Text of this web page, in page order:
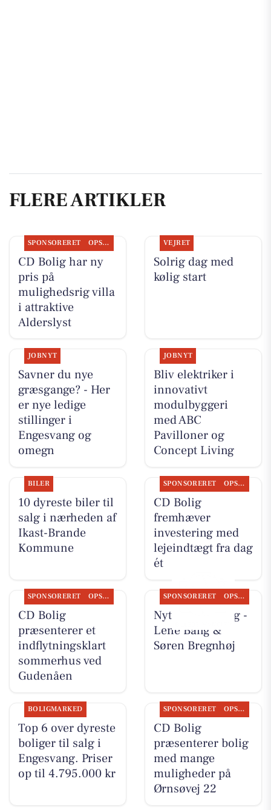
FLERE ARTIKLER
SPONSORERET OPSLAGSTAVLEN
CD Bolig har ny
pris på
mulighedsrig villa
i attraktive
Alderslyst
VEJRET
Solrig dag med
kølig start
JOBNYT
Savner du nye
græsgange? - Her
er nye ledige
stillinger i
Engesvang og
omegn
JOBNYT
Bliv elektriker i
innovativt
modulbyggeri
med ABC
Pavilloner og
Concept Living
BILER
10 dyreste biler til
salg i nærheden af
Ikast-Brande
Kommune
SPONSORERET OPSLAGSTAVLEN
CD Bolig
fremhæver
investering med
lejeindtægt fra dag
ét
SPONSORERET OPSLAGSTAVLEN
CD Bolig
præsenterer et
indflytningsklart
sommerhus ved
Gudenåen
SPONSORERET OPSLAGSTAVLEN
Nyt fra CD Bolig -
Lene Bang &
Søren Bregnhøj
BOLIGMARKED
Top 6 over dyreste
boliger til salg i
Engesvang. Priser
op til 4.795.000 kr
SPONSORERET OPSLAGSTAVLEN
CD Bolig
præsenterer bolig
med mange
muligheder på
Ørnsøvej 22